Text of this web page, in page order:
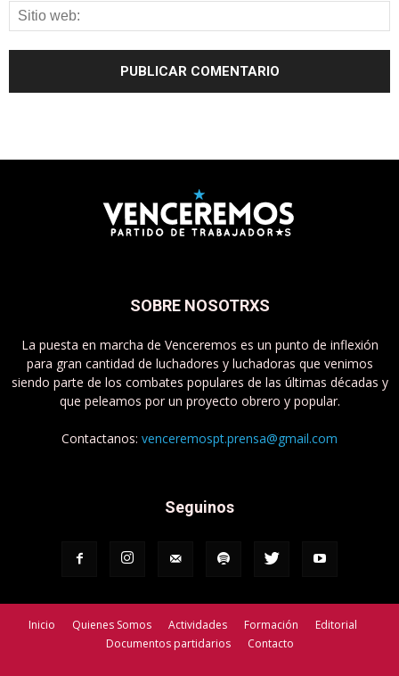
SOBRE NOSOTRXS
La puesta en marcha de Venceremos es un punto de inflexión
para gran cantidad de luchadores y luchadoras que venimos
siendo parte de los combates populares de las últimas décadas y
que peleamos por un proyecto obrero y popular.
Contactanos: venceremospt.prensa@gmail.com
Seguinos
Inicio Quienes Somos Actividades Formación
Editorial
Documentos partidarios
Contacto